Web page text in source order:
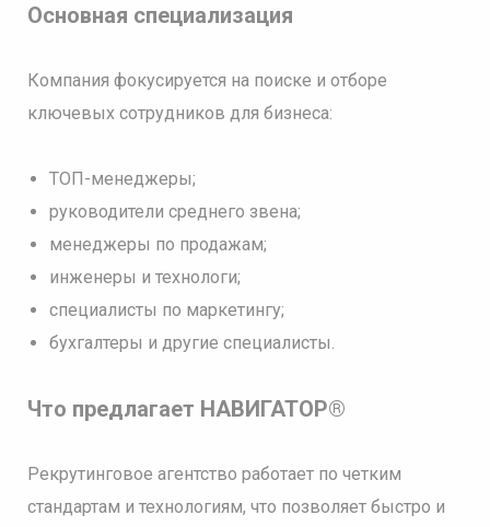
Основная специализация
Компания фокусируется на поиске и отборе
ключевых сотрудников для бизнеса:
ТОП-менеджеры;
руководители среднего звена;
менеджеры по продажам;
инженеры и технологи;
специалисты по маркетингу;
бухгалтеры и другие специалисты.
Что предлагает НАВИГАТОР®
Рекрутинговое агентство работает по четким
стандартам и технологиям, что позволяет быстро и